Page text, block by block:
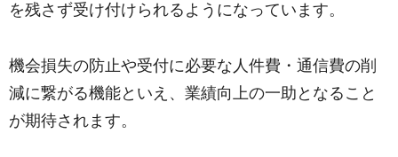
を残さず受け付けられるようになっています。
機会損失の防止や受付に必要な人件費・通信費の削
減に繋がる機能といえ、業績向上の一助となること
が期待されます。